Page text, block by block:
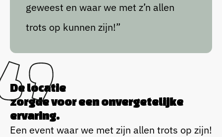
geweest en waar we met z’n allen
trots op kunnen zijn!”
De locatie
zorgde voor een onvergetelijke
ervaring.
Een event waar we met zijn allen trots op zijn!